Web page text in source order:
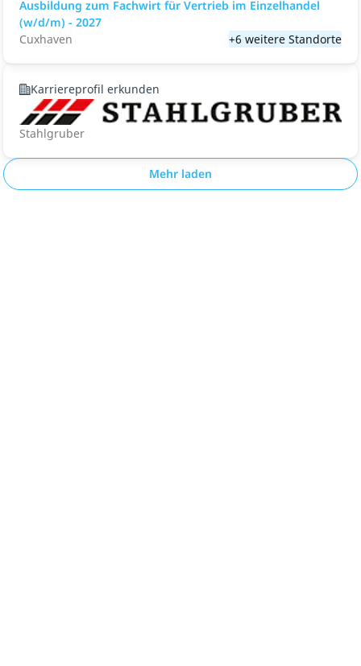
Ausbildung zum Fachwirt für Vertrieb im Einzelhandel
(w/d/m) - 2027
Cuxhaven
+6 weitere Standorte
Karriereprofil erkunden
Stahlgruber
Mehr laden